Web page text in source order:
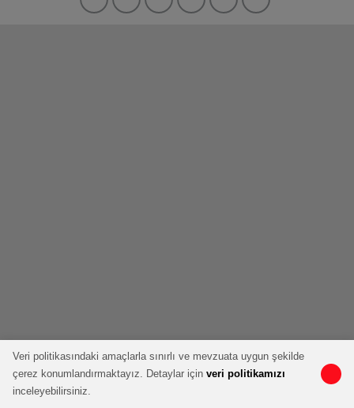
Veri politikasındaki amaçlarla sınırlı ve mevzuata uygun şekilde
çerez konumlandırmaktayız. Detaylar için veri politikamızı
inceleyebilirsiniz.